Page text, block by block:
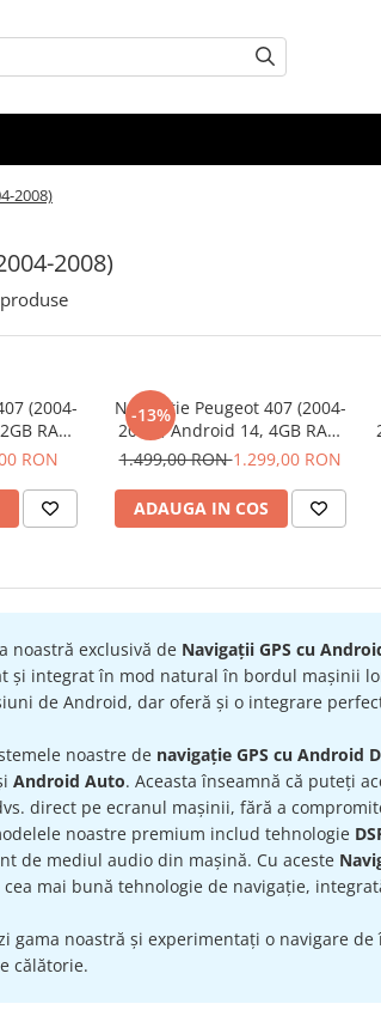
2008)
2008)
produse
(2004-
RAM
Android
RON
-13%
Navigatie Peugeot 407 (2004-
2008), Android 14, 4GB RAM
64GB, SLOT SIM 4G, DSP,
9 inch
1.499,00 RON1.299,00 RON
ADAUGA IN COS
noastră exclusivă de Navigații GPS cu
și integrat în mod natural în bordul mașinii
de Android, dar oferă și o integrare
noastre de navigație GPS cu Android
Android Auto. Aceasta înseamnă că puteți
direct pe ecranul mașinii, fără a
noastre premium includ tehnologie
de mediul audio din mașină. Cu aceste
mai bună tehnologie de navigație,
gama noastră și experimentați o navigare
călătorie.